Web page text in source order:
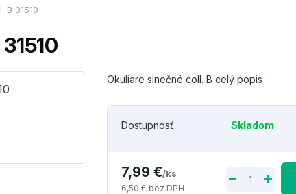
B 31510
Okuliare slnečné coll. Bcelý popis
Dostupnosť Skladom
7,99 €/ks
6,50 € bez DPH